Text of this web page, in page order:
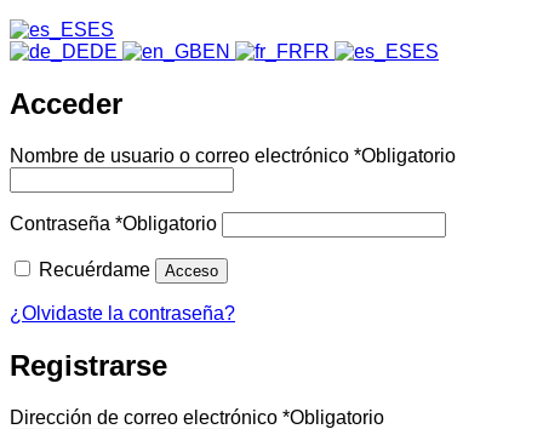
ES
DE
EN FR ES
Acceder
Nombre de usuario o correo electrónico *Obligatorio
Contraseña *Obligatorio
Recuérdame Acceso
¿Olvidaste la contraseña?
Registrarse
Dirección de correo electrónico *Obligatorio